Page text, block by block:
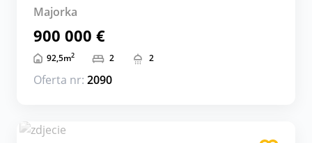
Majorka
900 000 €
92,5m2 2 2
Oferta nr: 2090